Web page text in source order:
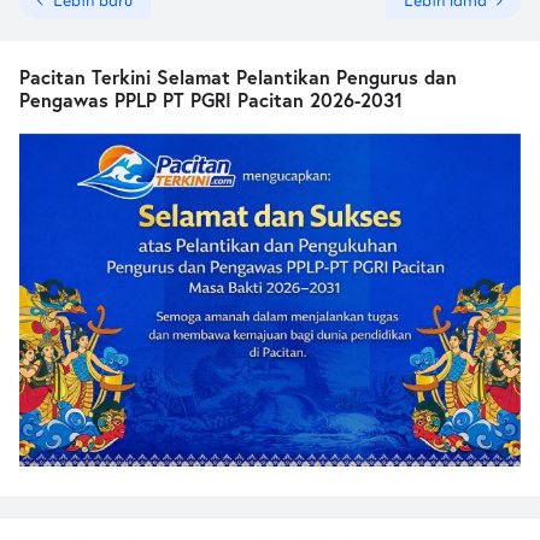
Pacitan Terkini Selamat Pelantikan Pengurus dan
Pengawas PPLP PT PGRI Pacitan 2026-2031